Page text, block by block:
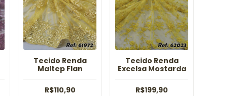
Tecido Renda
Maltep Flan
R$110,90
Tecido Renda
Excelsa Mostarda
R$199,90